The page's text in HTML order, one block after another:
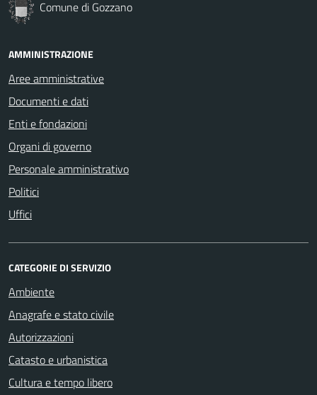
Comune di Gozzano
AMMINISTRAZIONE
Aree amministrative
Documenti e dati
Enti e fondazioni
Organi di governo
Personale amministrativo
Politici
Uffici
CATEGORIE DI SERVIZIO
Ambiente
Anagrafe e stato civile
Autorizzazioni
Catasto e urbanistica
Cultura e tempo libero